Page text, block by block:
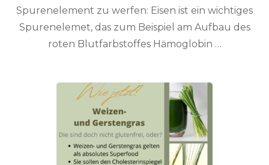
Spurenelement zu werfen: Eisen ist ein wichtiges
Spurenelemet, das zum Beispiel am Aufbau des
roten Blutfarbstoffes Hämoglobin …